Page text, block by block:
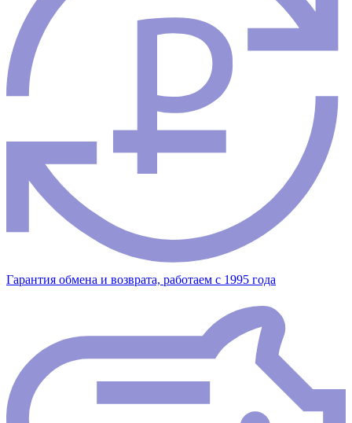
Гарантия обмена и возврата, работаем с 1995 года